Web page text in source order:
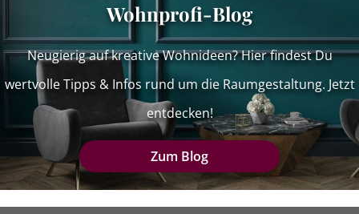
Wohnprofi-Blog
Neugierig auf kreative Wohnideen? Hier findest Du
wertvolle Tipps & Infos rund um die Raumgestaltung. Jetzt
entdecken!
Zum Blog